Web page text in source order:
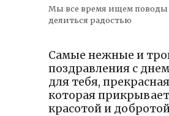
Мы все время ищем поводы
делиться радостью
Самые нежные и
поздравления с
для тебя,
которая
красотой и